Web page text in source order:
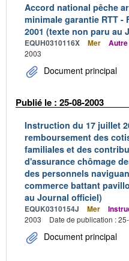
Accord national pêche
minimale garantie RTT -
2001 (texte non paru au
EQUH0310116X Mer Autre
2003
Document principal
Publié le : 25-08-2003
Instruction du 17 juillet
remboursement des
familiales et des
d'assurance chômage
des personnels
commerce battant
au Journal officiel)
EQUK0310154J Mer
2003
Date de publication :
Document principal